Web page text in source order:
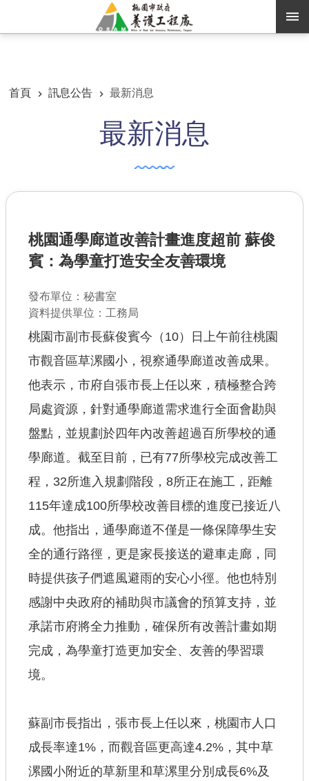
進階搜尋
便民服務
資訊公開
路燈
公共工程
回首頁
網站導覽
市政信箱
桃園市政府
隱私權政策
網站安全政策
政府網站資料開放宣告
首頁
訊息公告 最新消息
最新消息
桃園通學廊道改善計畫進度超前 蘇俊
賓：為學童打造安全友善環境
發布單位：秘書室
資料提供單位：工務局
桃園市副市長蘇俊賓今（10）日上午前往桃園
市觀音區草漯國小，視察通學廊道改善成果。
他表示，市府自張市長上任以來，積極整合跨
局處資源，針對通學廊道需求進行全面會勘與
盤點，並規劃於四年內改善超過百所學校的通
學廊道。截至目前，已有77所學校完成改善工
程，32所進入規劃階段，8所正在施工，距離
115年達成100所學校改善目標的進度已接近八
成。他指出，通學廊道不僅是一條保障學生安
全的通行路徑，更是家長接送的避車走廊，同
時提供孩子們遮風避雨的安心小徑。他也特別
感謝中央政府的補助與市議會的預算支持，並
承諾市府將全力推動，確保所有改善計畫如期
完成，為學童打造更加安全、友善的學習環
境。
蘇副市長指出，張市長上任以來，桃園市人口
成長率達1%，而觀音區更高達4.2%，其中草
漯國小附近的草新里和草漯里分別成長6%及